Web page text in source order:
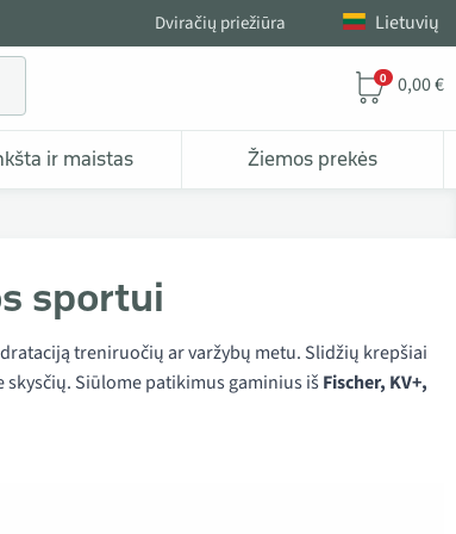
Dviračių priežiūra Lietuvių
0 0,00 €
ir maistas Žiemos prekės
sportui
treniruočių ar varžybų metu. Slidžių krepšiai
Siūlome patikimus gaminius išFischer, KV+,